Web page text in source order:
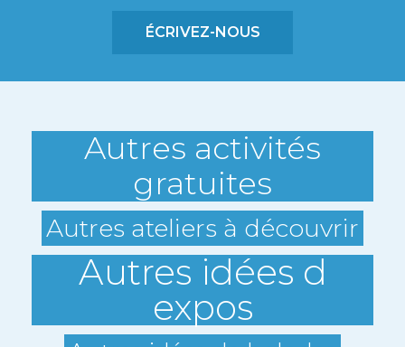
ÉCRIVEZ-NOUS
Autres activités
gratuites
Autres ateliers à découvrir
Autres idées d
expos